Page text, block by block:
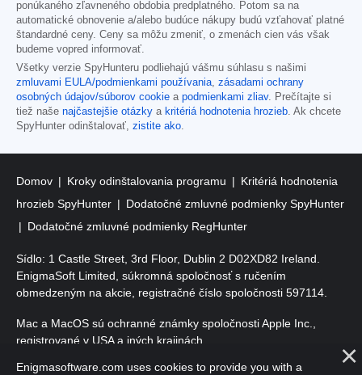
ponúkaného zľavneného obdobia predplatného. Potom sa na
automatické obnovenie a/alebo budúce nákupy budú vzťahovať platné
štandardné ceny. Ceny sa môžu zmeniť, o zmenách cien vás však
budeme vopred informovať.
Všetky verzie SpyHunteru podliehajú vášmu súhlasu s našimi
zmluvami EULA/podmienkami používania zásadami ochrany
osobných údajov/súborov cookie a podmienkami zliav. Prečítajte si
tiež naše najčastejšie otázky a kritériá hodnotenia hrozieb . Ak chcete
SpyHunter odinštalovať, zistite ako
Domov Kroky odinštalovania programu
Kritériá hodnotenia
hrozieb SpyHunter
Dodatočné zmluvné podmienky SpyHunter
Dodatočné zmluvné podmienky RegHunter
Sídlo: 1 Castle Street, 3rd Floor, Dublin 2 D02XD82 Ireland.
EnigmaSoft Limited, súkromná spoločnosť s ručením
obmedzeným na akcie, registračné číslo spoločnosti 597114.
Mac a MacOS sú ochranné známky spoločnosti Apple Inc.,
registrované v USA a iných krajinách.
Copyright 2016-2026 . EnigmaSoft Ltd. Všetky práva vyhradené.
Enigmasoftware.com uses cookies to provide you with a